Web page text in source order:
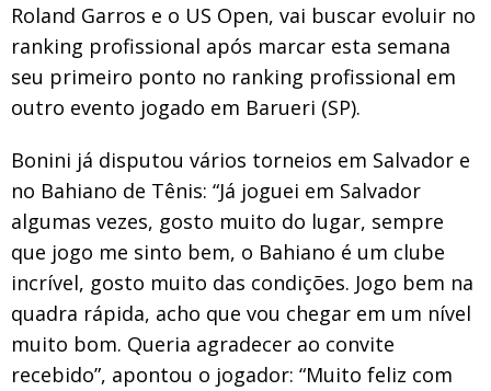
Roland Garros e o US Open, vai buscar evoluir no
ranking profissional após marcar esta semana
seu primeiro ponto no ranking profissional em
outro evento jogado em Barueri (SP).
Bonini já disputou vários torneios em Salvador e
no Bahiano de Tênis: “Já joguei em Salvador
algumas vezes, gosto muito do lugar, sempre
que jogo me sinto bem, o Bahiano é um clube
incrível, gosto muito das condições. Jogo bem na
quadra rápida, acho que vou chegar em um nível
muito bom. Queria agradecer ao convite
recebido”, apontou o jogador: “Muito feliz com